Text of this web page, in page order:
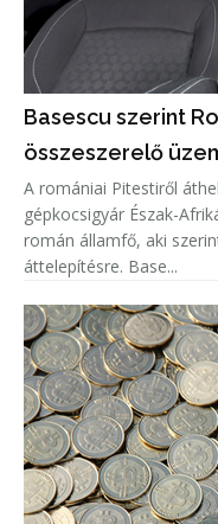
Basescu szerint
összeszerelő
A romániai Pitestiről
gépkocsigyár Észak-
román államfő, aki
áttelepítésre. Base...